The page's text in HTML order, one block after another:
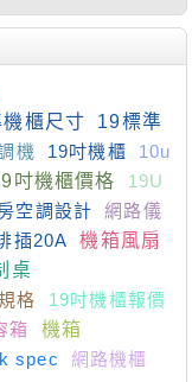
櫃尺寸
19標準
機 19吋機櫃
10u
吋機櫃價格
19U
空調設計
網路儀
插20A
機箱風扇
桌
格
19吋機櫃報價
箱
機箱
spec
網路機櫃